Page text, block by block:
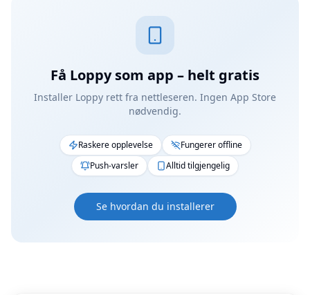
Få Loppy som app – helt gratis
Installer Loppy rett fra nettleseren. Ingen App Store
nødvendig.
Raskere opplevelse
Fungerer offline
Push-varsler
Alltid tilgjengelig
Se hvordan du installerer